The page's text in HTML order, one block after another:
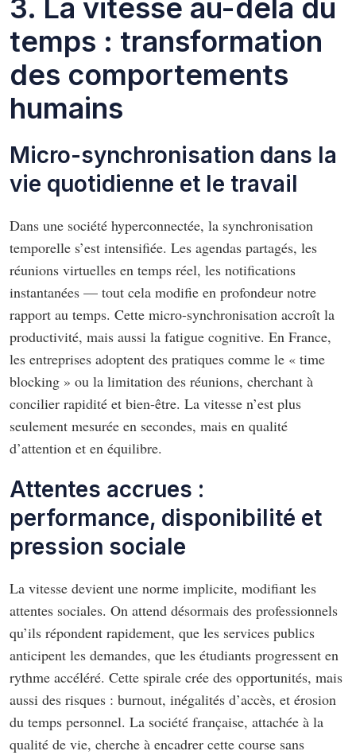
3. La vitesse au-delà du
temps : transformation
des comportements
humains
Micro-synchronisation dans la
vie quotidienne et le travail
Dans une société hyperconnectée, la synchronisation
temporelle s’est intensifiée. Les agendas partagés, les
réunions virtuelles en temps réel, les notifications
instantanées — tout cela modifie en profondeur notre
rapport au temps. Cette micro-synchronisation accroît la
productivité, mais aussi la fatigue cognitive. En France,
les entreprises adoptent des pratiques comme le « time
blocking » ou la limitation des réunions, cherchant à
concilier rapidité et bien-être. La vitesse n’est plus
seulement mesurée en secondes, mais en qualité
d’attention et en équilibre.
Attentes accrues :
performance, disponibilité et
pression sociale
La vitesse devient une norme implicite, modifiant les
attentes sociales. On attend désormais des professionnels
qu’ils répondent rapidement, que les services publics
anticipent les demandes, que les étudiants progressent en
rythme accéléré. Cette spirale crée des opportunités, mais
aussi des risques : burnout, inégalités d’accès, et érosion
du temps personnel. La société française, attachée à la
qualité de vie, cherche à encadrer cette course sans